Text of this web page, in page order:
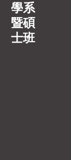
學系
暨碩
士班